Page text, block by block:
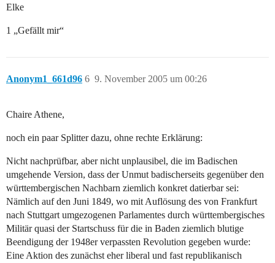
Elke
1 „Gefällt mir“
Anonym1_661d96 9. November 2005 um 00:26
6
Chaire Athene,
noch ein paar Splitter dazu, ohne rechte Erklärung:
Nicht nachprüfbar, aber nicht unplausibel, die im Badischen
umgehende Version, dass der Unmut badischerseits gegenüber den
württembergischen Nachbarn ziemlich konkret datierbar sei:
Nämlich auf den Juni 1849, wo mit Auflösung des von Frankfurt
nach Stuttgart umgezogenen Parlamentes durch württembergisches
Militär quasi der Startschuss für die in Baden ziemlich blutige
Beendigung der 1948er verpassten Revolution gegeben wurde:
Eine Aktion des zunächst eher liberal und fast republikanisch